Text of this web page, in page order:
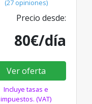
(27 opiniones)
Precio desde:
80€/día
Ver oferta
Incluye tasas e
impuestos. (VAT)